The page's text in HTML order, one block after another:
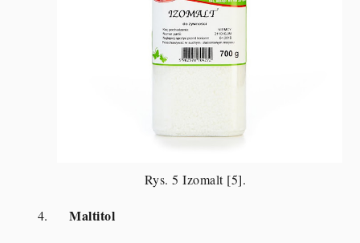
Rys. 5 Izomalt [5].
4. Maltitol